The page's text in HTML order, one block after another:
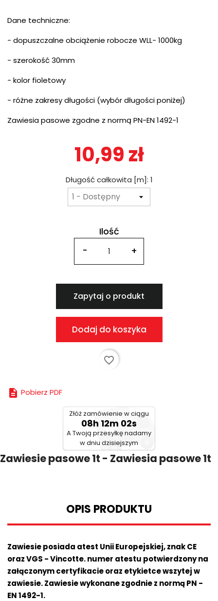
Dane techniczne:
- dopuszczalne obciążenie robocze WLL- 1000kg
- szerokość 30mm
- kolor fioletowy
- różne zakresy długości (wybór długości poniżej)
Zawiesia pasowe zgodne z normą PN-EN 1492-1
10,99 zł
Długość całkowita [m]: 1
Ilość
Zapytaj o produkt
Dodaj do koszyka
favorite_border
 Pobierz PDF
Złóż zamówienie w ciągu
08h 12m 02s
A Twoją przesyłkę nadamy
w dniu dzisiejszym
Zawiesie pasowe 1t - Zawiesia pasowe 1t
OPIS PRODUKTU
Zawiesie posiada atest Unii Europejskiej, znak CE
oraz VGS - Vincotte. numer atestu potwierdzony na
załączonym certyfikacie oraz etykietce wszytej w
zawiesie. Zawiesie wykonane zgodnie z normą PN -
EN 1492-1.